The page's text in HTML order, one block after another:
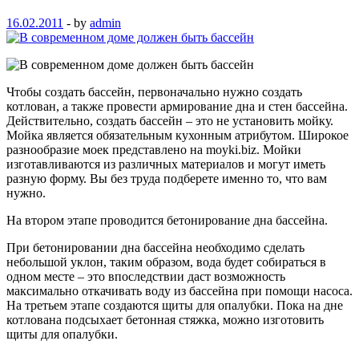
16.02.2011 - by admin
Чтобы создать бассейн, первоначально нужно создать
котлован, а также провести армирование дна и стен бассейна.
Действительно, создать бассейн – это не установить мойку.
Мойка является обязательным кухонным атрибутом. Широкое
разнообразие моек представлено на moyki.biz. Мойки
изготавливаются из различных материалов и могут иметь
разную форму. Вы без труда подберете именно то, что вам
нужно.
На втором этапе проводится бетонирование дна бассейна.
При бетонировании дна бассейна необходимо сделать
небольшой уклон, таким образом, вода будет собираться в
одном месте – это впоследствии даст возможность
максимально откачивать воду из бассейна при помощи насоса.
На третьем этапе создаются щиты для опалубки. Пока на дне
котлована подсыхает бетонная стяжка, можно изготовить
щиты для опалубки.